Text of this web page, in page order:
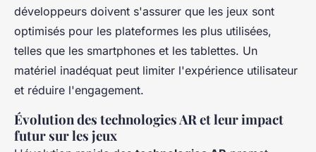
développeurs doivent s'assurer que les jeux sont
optimisés pour les plateformes les plus utilisées,
telles que les smartphones et les tablettes. Un
matériel inadéquat peut limiter l'expérience utilisateur
et réduire l'engagement.
Évolution des technologies AR et leur impact
futur sur les jeux